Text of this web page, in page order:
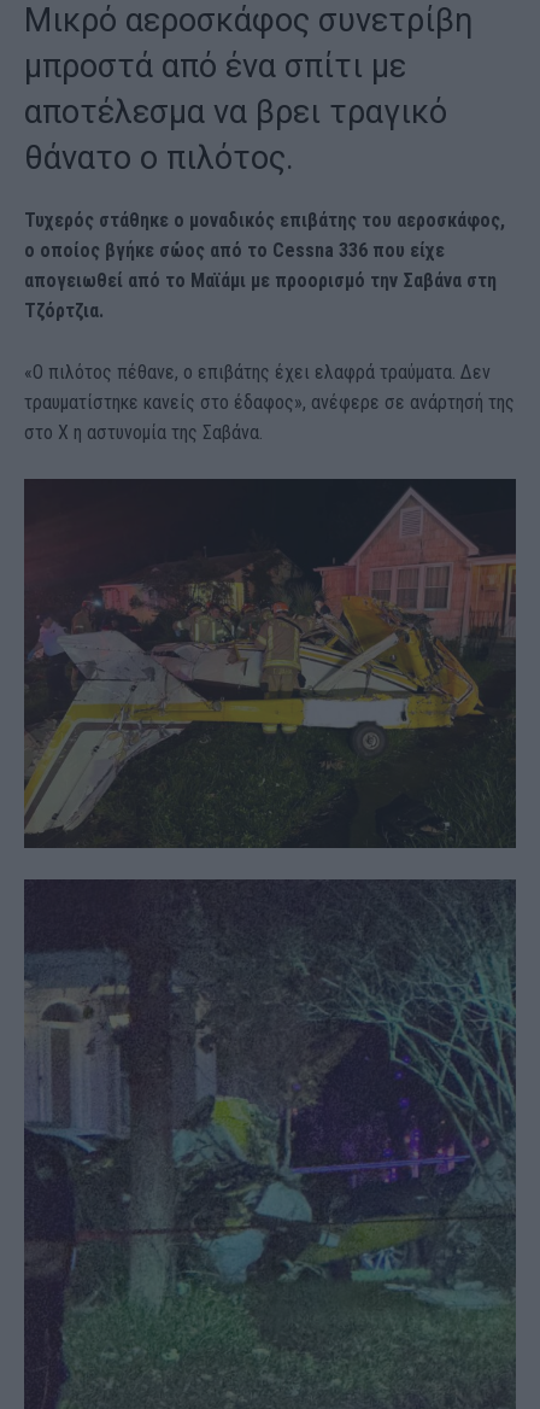
Μικρό αεροσκάφος συνετρίβη
μπροστά από ένα σπίτι με
αποτέλεσμα να βρει τραγικό
θάνατο ο πιλότος.
Τυχερός στάθηκε ο μοναδικός επιβάτης του αεροσκάφος,
ο οποίος βγήκε σώος από το Cessna 336 που είχε
απογειωθεί από το Μαϊάμι με προορισμό την Σαβάνα στη
Τζόρτζια.
«Ο πιλότος πέθανε, ο επιβάτης έχει ελαφρά τραύματα. Δεν
τραυματίστηκε κανείς στο έδαφος», ανέφερε σε ανάρτησή της
στο Χ η αστυνομία της Σαβάνα.